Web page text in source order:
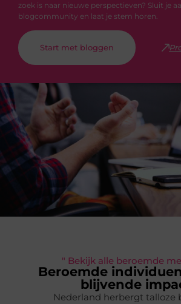
zoek is naar nieuwe perspectieven? Sluit je
blogcommunity en laat je stem horen.
Start met bloggen
" Bekijk alle beroemde
Beroemde
blijvende
Nederland herbergt talloze